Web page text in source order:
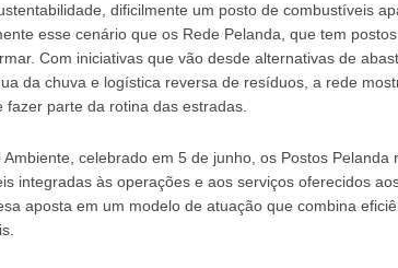
dificilmente um posto de combustíveis
esse cenário que os Rede Pelanda, que tem
Com iniciativas que vão desde alternativas de
da chuva e logística reversa de resíduos, a rede
parte da rotina das estradas.
celebrado em 5 de junho, os Postos Pelanda
integradas às operações e aos serviços oferecidos
aposta em um modelo de atuação que combina